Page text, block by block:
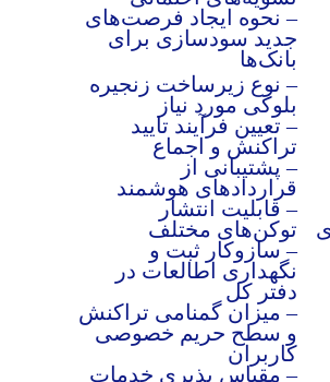
– نحوه ایجاد فرصت‌های
جدید سودسازی برای
بانک‌ها
– نوع زیرساخت زنجیره
بلوکی مورد نیاز
– تعیین فرآیند تایید
تراکنش و اجماع
– پشتیبانی از
قراردادهای هوشمند
– قابلیت انتشار
توکن‌های مختلف
– سازوکار ثبت و
نگهداری اطالعات در
دفتر کل
– میزان گمنامی تراکنش
و سطح حریم خصوصی
کاربران
– مقیاس پذیری خدمات